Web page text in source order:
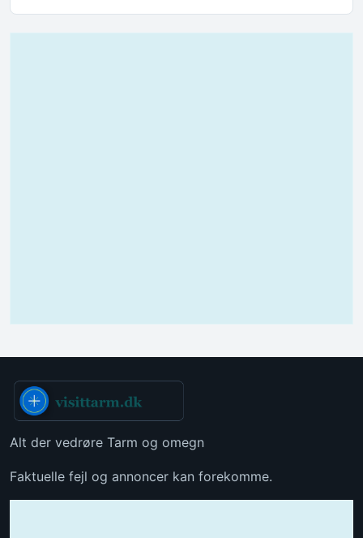
Alt der vedrøre Tarm og omegn
Faktuelle fejl og annoncer kan forekomme.